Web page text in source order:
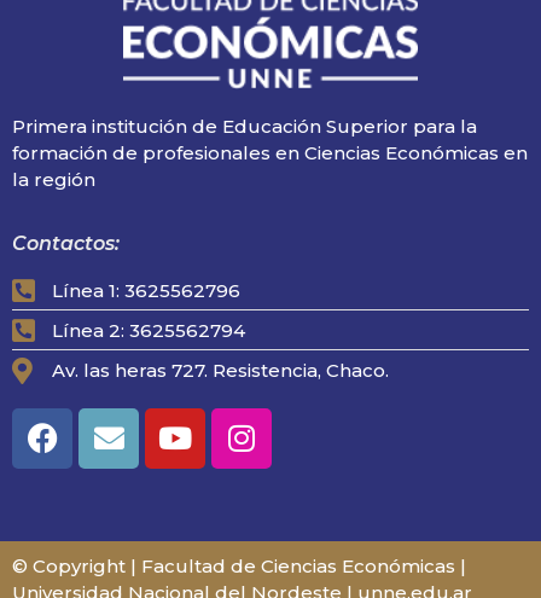
Primera institución de Educación Superior para la
formación de profesionales en Ciencias Económicas en
la región
Contactos:
Línea 1: 3625562796
Línea 2: 3625562794
Av. las heras 727. Resistencia, Chaco.
© Copyright | Facultad de Ciencias Económicas |
Universidad Nacional del Nordeste | unne.edu.ar